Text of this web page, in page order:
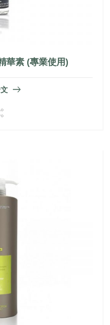
華素 (專業使用)